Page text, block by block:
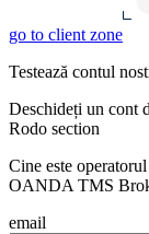
go to client zone
Testează contul
Deschideți un cont
Rodo section
Cine este
OANDA TMS
email